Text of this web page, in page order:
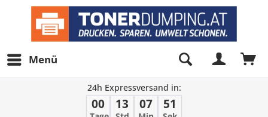
Menü
24h Expressversand in:
00 13 07 51